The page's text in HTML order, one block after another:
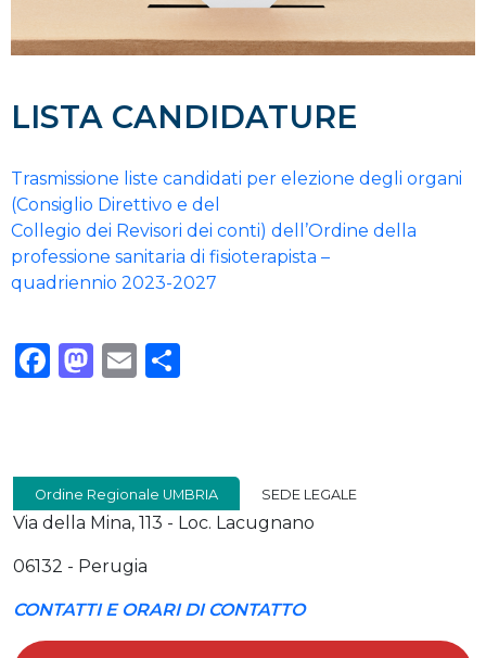
LISTA CANDIDATURE
Trasmissione liste candidati per elezione degli organi
(Consiglio Direttivo e del
Collegio dei Revisori dei conti) dell’Ordine della
professione sanitaria di fisioterapista –
quadriennio 2023-2027
Facebook
Mastodon
Email
Ordine Regionale UMBRIA SEDE LEGALE
Via della Mina, 113 - Loc. Lacugnano
06132 - Perugia
CONTATTI E ORARI DI CONTATTO